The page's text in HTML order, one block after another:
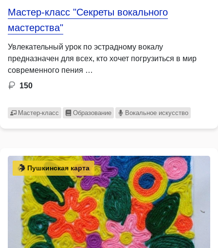
Мастер-класс "Секреты вокального
мастерства"
Увлекательный урок по эстрадному вокалу
предназначен для всех, кто хочет погрузиться в мир
современного пения …
150
Мастер-класс Образование Вокальное искусство
Пушкинская карта